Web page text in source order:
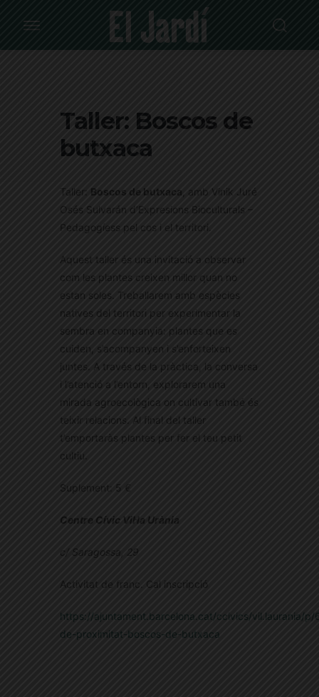
Taller: Boscos de
butxaca
Taller: Boscos de butxaca , amb Vinik Juré
Osés Sulvarán d’Expresions Bioculturals –
Pedagogíess pel cos i el territori.
Aquest taller és una invitació a observar
com les plantes creixen millor quan no
estan soles. Treballarem amb espècies
natives del territori per experimentar la
sembra en companyia: plantes que es
cuiden, s’acompanyen i s’enforteixen
juntes. A través de la pràctica, la conversa
i l’atenció a l’entorn, explorarem una
mirada agroecològica on cultivar també és
teixir relacions. Al final del taller
t’emportaràs plantes per fer el teu petit
cultiu.
Suplement: 5 €
Centre Cívic Vil·la Urània
c/ Saragossa, 29
Activitat de franc. Cal inscripció
https://ajuntament.barcelona.cat/ccivics/vil.laurania/
de-proximitat-boscos-de-butxaca